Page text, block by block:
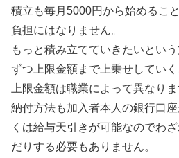
積立も毎月5000円から始めるこ
負担にはなりません。
もっと積み立てていきたいとい
ずつ上限金額まで上乗せしていく
上限金額は職業によって異なりま
納付方法も加入者本人の銀行口
くは給与天引きが可能なのでわ
だりする必要もありません。